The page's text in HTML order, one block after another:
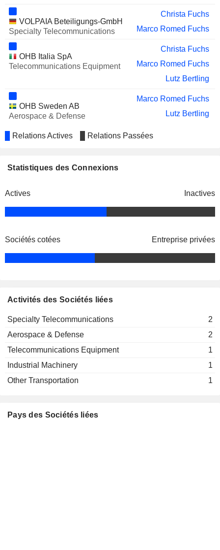
VOLPAIA Beteiligungs-GmbH
Specialty Telecommunications
Christa Fuchs
Marco Romed Fuchs
OHB Italia SpA
Telecommunications Equipment
Christa Fuchs
Marco Romed Fuchs
Lutz Bertling
OHB Sweden AB
Aerospace & Defense
Marco Romed Fuchs
Lutz Bertling
Relations Actives Relations Passées
Statistiques des Connexions
Actives Inactives
Sociétés cotées Entreprise privées
Activités des Sociétés liées
Specialty Telecommunications
2
Aerospace & Defense
2
Telecommunications Equipment
1
Industrial Machinery
1
Other Transportation
1
Pays des Sociétés liées